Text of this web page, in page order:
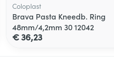
Coloplast
Brava Pasta Kneedb. Ring
48mm/4,2mm 30 12042
€ 36,23